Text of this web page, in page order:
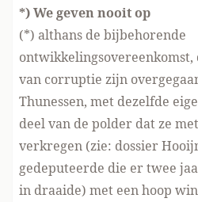
*) We geven nooit op
(*) althans de bijbehorende
ontwikkelingsovereenkomst,
van corruptie zijn
Thunessen, met dezelfde
deel van de polder dat ze
verkregen (zie: dossier
gedeputeerde die er twee
in draaide) met een hoop